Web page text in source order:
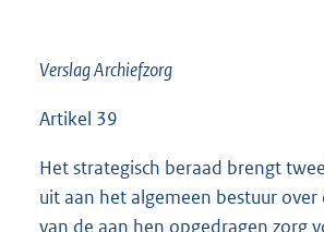
Verslag Archiefzorg
Artikel 39
Het strategisch beraad brengt
uit aan het algemeen bestuur
van de aan hen opgedragen zorg